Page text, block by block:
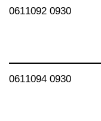
0611092 0930
0611094 0930